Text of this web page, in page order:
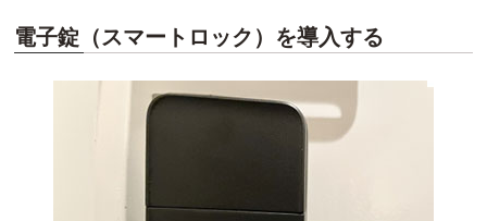
電子錠（スマートロック）を導入する